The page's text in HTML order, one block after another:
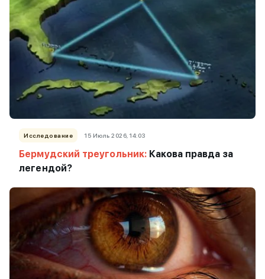
Исследование 15 Июль 2026, 14:03
Бермудский треугольник: Какова правда за
легендой?